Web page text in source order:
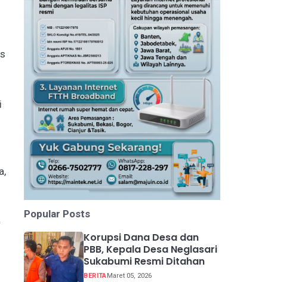
Popular Posts
Korupsi Dana Desa dan
PBB, Kepala Desa Neglasari
Sukabumi Resmi Ditahan
BERITA Maret 05, 2026